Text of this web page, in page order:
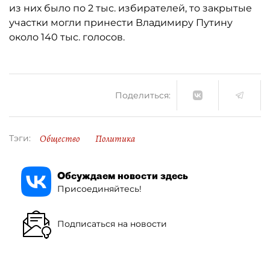
из них было по 2 тыс. избирателей, то закрытые
участки могли принести Владимиру Путину
около 140 тыс. голосов.
Поделиться:
Тэги: Общество Политика
Обсуждаем новости здесь
Присоединяйтесь!
Подписаться на новости